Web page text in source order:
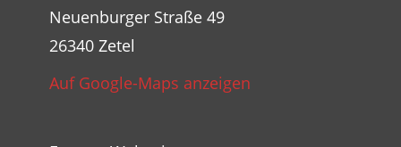
Neuenburger Straße 49
26340 Zetel
Auf Google-Maps anzeigen